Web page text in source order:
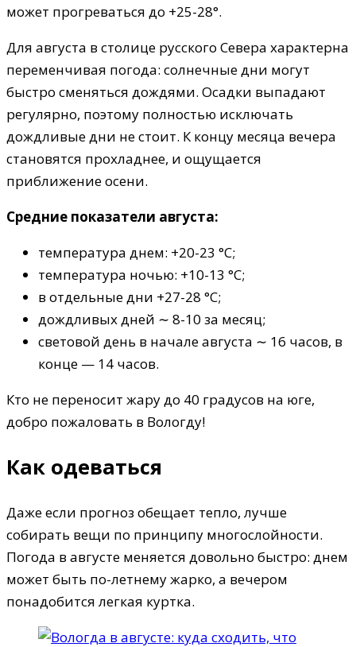
может прогреваться до +25-28°.
Для августа в столице русского Севера характерна
переменчивая погода: солнечные дни могут
быстро сменяться дождями. Осадки выпадают
регулярно, поэтому полностью исключать
дождливые дни не стоит. К концу месяца вечера
становятся прохладнее, и ощущается
приближение осени.
Средние показатели августа:
температура днем: +20-23 °C;
температура ночью: +10-13 °C;
в отдельные дни +27-28 °C;
дождливых дней ∼ 8-10 за месяц;
световой день в начале августа ∼ 16 часов, в
конце — 14 часов.
Кто не переносит жару до 40 градусов на юге,
добро пожаловать в Вологду!
Как одеваться
Даже если прогноз обещает тепло, лучше
собирать вещи по принципу многослойности.
Погода в августе меняется довольно быстро: днем
может быть по-летнему жарко, а вечером
понадобится легкая куртка.